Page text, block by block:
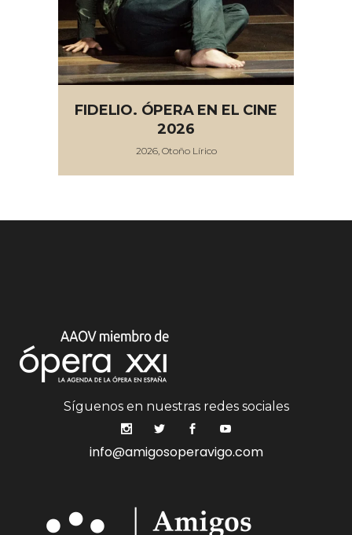
FIDELIO. ÓPERA EN EL CINE
2026
2026, Otoño Lírico
Síguenos en nuestras redes sociales
info@amigosoperavigo.com